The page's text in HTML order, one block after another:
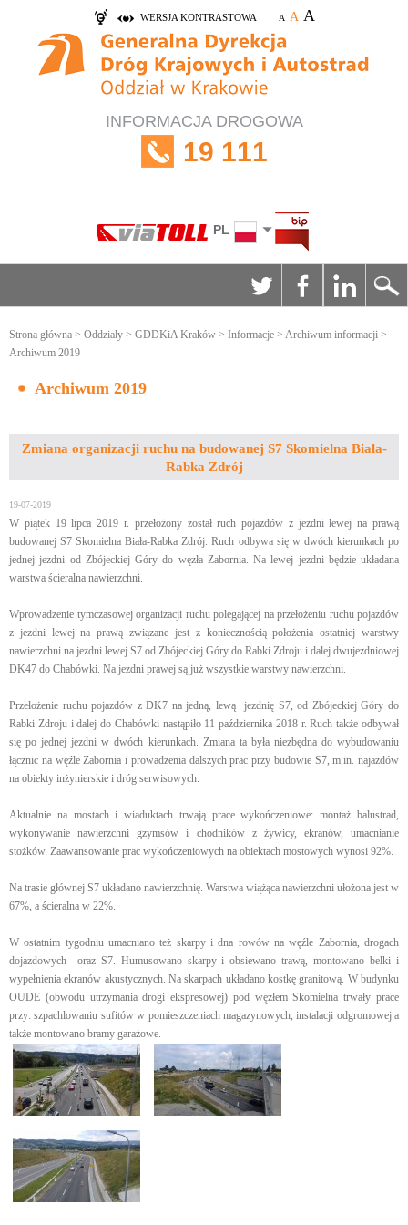
WERSJA KONTRASTOWA A A A
INFORMACJA DROGOWA
19 111
PL
Strona główna > Oddziały > GDDKiA Kraków > Informacje > Archiwum informacji >
Archiwum 2019
Archiwum 2019
Zmiana organizacji ruchu na budowanej S7 Skomielna Biała-
Rabka Zdrój
19-07-2019
W piątek 19 lipca 2019 r. przełożony został ruch pojazdów z jezdni lewej na prawą
budowanej S7 Skomielna Biała-Rabka Zdrój. Ruch odbywa się w dwóch kierunkach po
jednej jezdni od Zbójeckiej Góry do węzła Zabornia. Na lewej jezdni będzie układana
warstwa ścieralna nawierzchni.
Wprowadzenie tymczasowej organizacji ruchu polegającej na przełożeniu ruchu pojazdów
z jezdni lewej na prawą związane jest z koniecznością położenia ostatniej warstwy
nawierzchni na jezdni lewej S7 od Zbójeckiej Góry do Rabki Zdroju i dalej dwujezdniowej
DK47 do Chabówki. Na jezdni prawej są już wszystkie warstwy nawierzchni.
Przełożenie ruchu pojazdów z DK7 na jedną, lewą jezdnię S7, od Zbójeckiej Góry do
Rabki Zdroju i dalej do Chabówki nastąpiło 11 października 2018 r. Ruch także odbywał
się po jednej jezdni w dwóch kierunkach. Zmiana ta była niezbędna do wybudowaniu
łącznic na węźle Zabornia i prowadzenia dalszych prac przy budowie S7, m.in. najazdów
na obiekty inżynierskie i dróg serwisowych.
Aktualnie na mostach i wiaduktach trwają prace wykończeniowe: montaż balustrad,
wykonywanie nawierzchni gzymsów i chodników z żywicy, ekranów, umacnianie
stożków. Zaawansowanie prac wykończeniowych na obiektach mostowych wynosi 92%.
Na trasie głównej S7 układano nawierzchnię. Warstwa wiążąca nawierzchni ułożona jest w
67%, a ścieralna w 22%.
W ostatnim tygodniu umacniano też skarpy i dna rowów na węźle Zabornia, drogach
dojazdowych oraz S7. Humusowano skarpy i obsiewano trawą, montowano belki i
wypełnienia ekranów akustycznych. Na skarpach układano kostkę granitową. W budynku
OUDE (obwodu utrzymania drogi ekspresowej) pod węzłem Skomielna trwały prace
przy: szpachlowaniu sufitów w pomieszczeniach magazynowych, instalacji odgromowej a
także montowano bramy garażowe.